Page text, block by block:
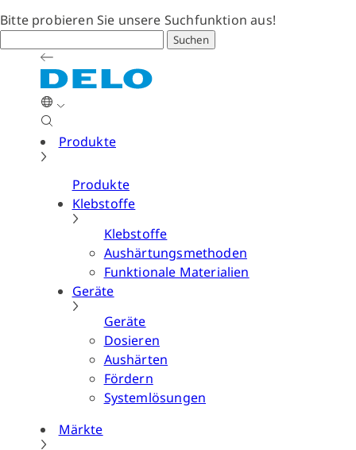
Bitte probieren Sie unsere Suchfunktion aus!
Suchen
Produkte
Produkte
Klebstoffe
Klebstoffe
Aushärtungsmethoden
Funktionale Materialien
Geräte
Geräte
Dosieren
Aushärten
Fördern
Systemlösungen
Märkte